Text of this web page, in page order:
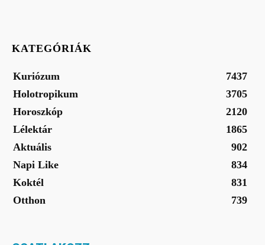
KATEGÓRIÁK
Kuriózum
7437
Holotropikum
3705
Horoszkóp
2120
Lélektár
1865
Aktuális
902
Napi Like
834
Koktél
831
Otthon
739